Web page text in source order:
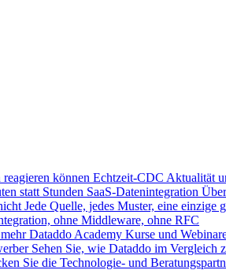
können Echtzeit-CDC Aktualität
statt Stunden SaaS-Datenintegration
Jede Quelle, jedes Muster, eine einzige
ohne Middleware, ohne RFC
Dataddo Academy Kurse und
Sehen Sie, wie Dataddo im Vergleich
Sie die Technologie- und